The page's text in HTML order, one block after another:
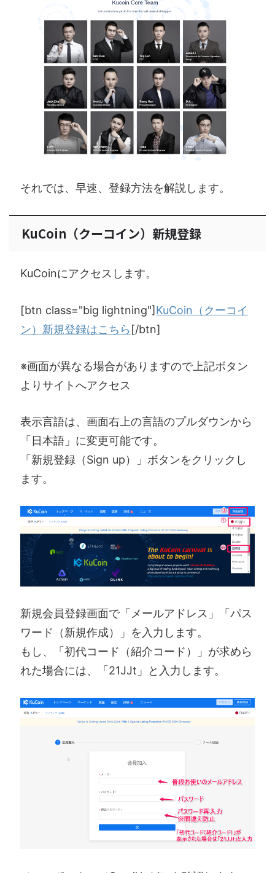
それでは、早速、登録方法を解説します。
KuCoin（クーコイン）新規登録
KuCoinにアクセスします。
[btn class="big lightning"]KuCoin（クーコイ
ン）新規登録はこちら [/btn]
※画面が異なる場合がありますので上記ボタン
よりサイトへアクセス
表示言語は、画面右上の言語のプルダウンから
「日本語」に変更可能です。
「新規登録（Sign up）」ボタンをクリックし
ます。
新規会員登録画面で「メールアドレス」「パス
ワード（新規作成）」を入力します。
もし、「初代コード（紹介コード）」が求めら
れた場合には、「21JJt」と入力します。